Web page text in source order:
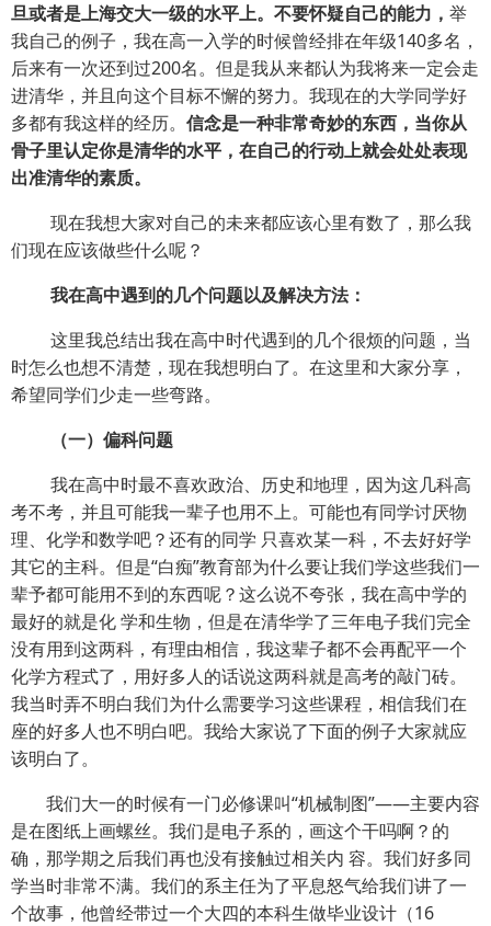
旦或者是上海交大一级的水平上。不要怀疑自己的能力， 举
我自己的例子，我在高一入学的时候曾经排在年级140多名，
后来有一次还到过200名。但是我从来都认为我将来一定会走
进清华，并且向这个目标不懈的努力。我现在的大学同学好
多都有我这样的经历。 信念是一种非常奇妙的东西，当你从
骨子里认定你是清华的水平，在自己的行动上就会处处表现
出准清华的素质。
现在我想大家对自己的未来都应该心里有数了，那么我
们现在应该做些什么呢？
我在高中遇到的几个问题以及解决方法：
这里我总结出我在高中时代遇到的几个很烦的问题，当
时怎么也想不清楚，现在我想明白了。在这里和大家分享，
希望同学们少走一些弯路。
（一）偏科问题
我在高中时最不喜欢政治、历史和地理，因为这几科高
考不考，并且可能我一辈子也用不上。可能也有同学讨厌物
理、化学和数学吧？还有的同学 只喜欢某一科，不去好好学
其它的主科。但是“白痴”教育部为什么要让我们学这些我们一
辈予都可能用不到的东西呢？这么说不夸张，我在高中学的
最好的就是化 学和生物，但是在清华学了三年电子我们完全
没有用到这两科，有理由相信，我这辈子都不会再配平一个
化学方程式了，用好多人的话说这两科就是高考的敲门砖。
我当时弄不明白我们为什么需要学习这些课程，相信我们在
座的好多人也不明白吧。我给大家说了下面的例子大家就应
该明白了。
我们大一的时候有一门必修课叫“机械制图”——主要内容
是在图纸上画螺丝。我们是电子系的，画这个干吗啊？的
确，那学期之后我们再也没有接触过相关内 容。我们好多同
学当时非常不满。我们的系主任为了平息怒气给我们讲了一
个故事，他曾经带过一个大四的本科生做毕业设计（16